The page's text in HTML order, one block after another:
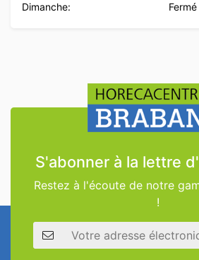
Dimanche:
Fermé
S'abonner à la lettre
Restez à l'écoute de notre
!
Adresse électronique